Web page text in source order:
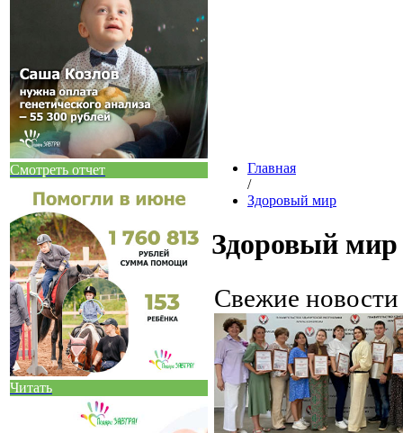
Смотреть отчет
Читать
Главная
/
Здоровый мир
Здоровый мир
Свежие